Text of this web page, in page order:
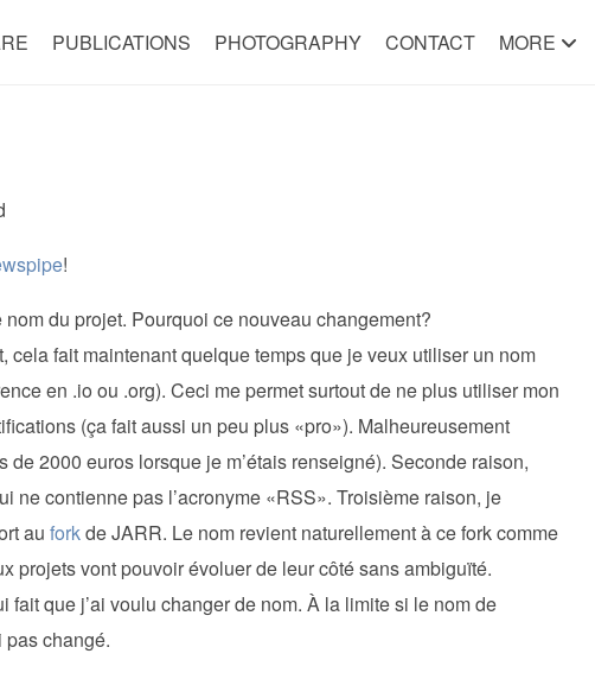
PUBLICATIONS PHOTOGRAPHY CONTACT MORE
!
du projet. Pourquoi ce nouveau changement?
cela fait maintenant quelque temps que je veux utiliser un nom
en .io ou .org). Ceci me permet surtout de ne plus utiliser mon
(ça fait aussi un peu plus «pro»). Malheureusement
de 2000 euros lorsque je m’étais renseigné). Seconde raison,
ne contienne pas l’acronyme «RSS». Troisième raison, je
au forkde JARR. Le nom revient naturellement à ce fork comme
projets vont pouvoir évoluer de leur côté sans ambiguïté.
fait que j’ai voulu changer de nom. À la limite si le nom de
pas changé.